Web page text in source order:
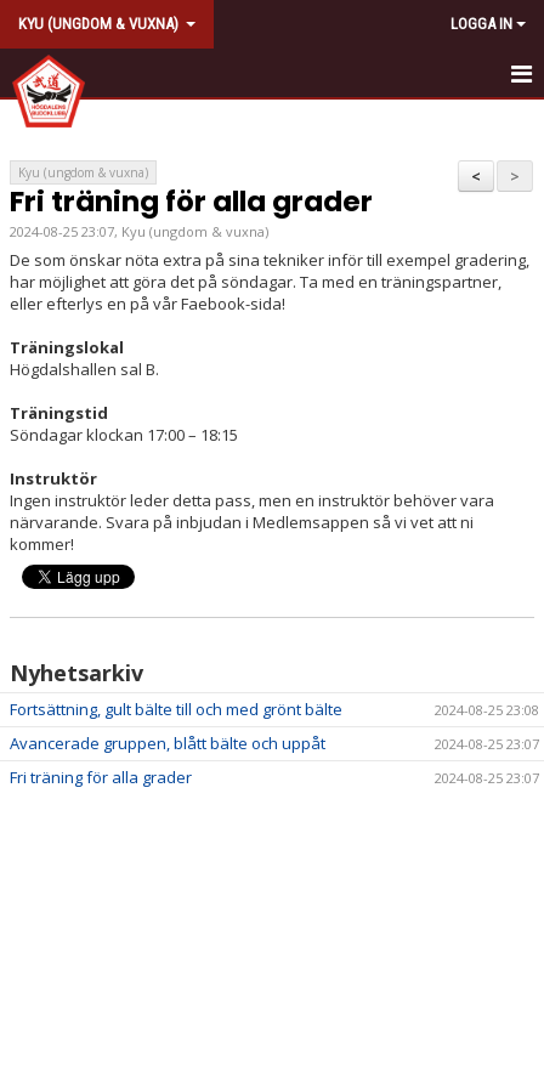
KYU (UNGDOM & VUXNA) LOGGA IN
HEM
KALENDER
KONTAKT
AVGIFT
>
<
Kyu (ungdom & vuxna)
Fri träning för alla grader
2024-08-25 23:07, Kyu (ungdom & vuxna)
De som önskar nöta extra på sina tekniker inför till exempel gradering,
har möjlighet att göra det på söndagar. Ta med en träningspartner,
eller efterlys en på vår Faebook-sida!
Träningslokal
Högdalshallen sal B.
Träningstid
Söndagar klockan 17:00 – 18:15
Instruktör
Ingen instruktör leder detta pass, men en instruktör behöver vara
närvarande. Svara på inbjudan i Medlemsappen så vi vet att ni
kommer!
Nyhetsarkiv
Fortsättning, gult bälte till och med grönt bälte 2024-08-25 23:08
Avancerade gruppen, blått bälte och uppåt 2024-08-25 23:07
Fri träning för alla grader 2024-08-25 23:07